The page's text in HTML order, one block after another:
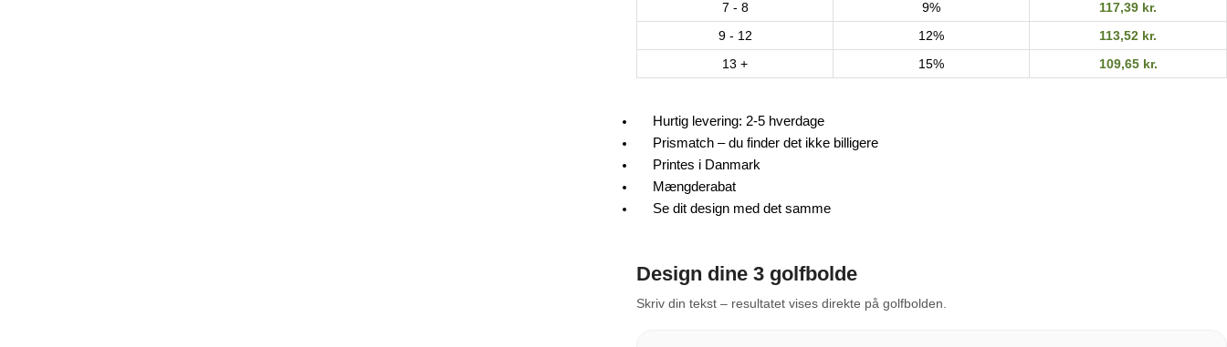
7 - 8
9% 117,39 kr.
9 - 12
12% 113,52 kr.
13 +
15% 109,65 kr.
Hurtig levering: 2-5 hverdage
Prismatch – du finder det ikke billigere
Printes i Danmark
Mængderabat
Se dit design med det samme
Design dine 3 golfbolde
Skriv din tekst – resultatet vises direkte på golfbolden.